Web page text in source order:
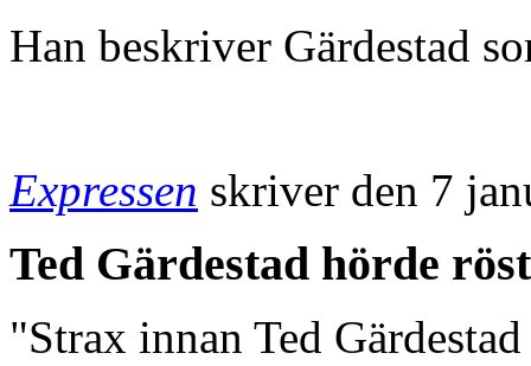
Han beskriver Gärdestad
Expressen skriver den 7
Ted Gärdestad hörde
"Strax innan Ted